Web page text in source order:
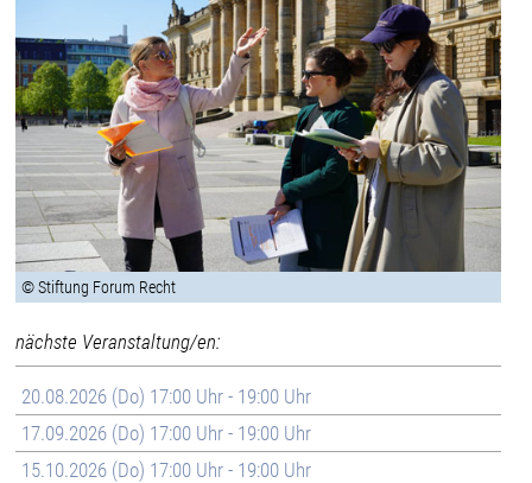
© Stiftung Forum Recht
nächste Veranstaltung/en:
20.08.2026 (Do) 17:00 Uhr - 19:00 Uhr
17.09.2026 (Do) 17:00 Uhr - 19:00 Uhr
15.10.2026 (Do) 17:00 Uhr - 19:00 Uhr